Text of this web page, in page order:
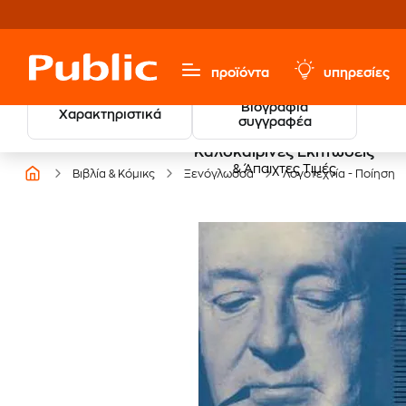
προϊόντα υπηρεσίες
Χαρακτηριστικά
Βιογραφία
συγγραφέα
Καλοκαιρινές Εκπτώσεις
& Άπαιχτες Τιμές
Βιβλία & Κόμικς Ξενόγλωσσα Λογοτεχνία - Ποίηση